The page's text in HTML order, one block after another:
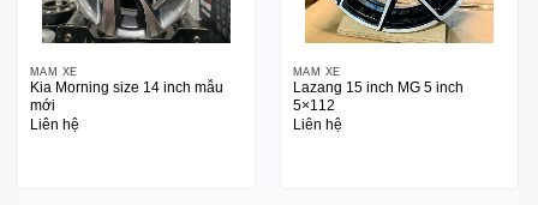
MÂM XE
Kia Morning size 14 inch mẫu
mới
Liên hệ
MÂM XE
Lazang 15 inch MG 5 inch
5×112
Liên hệ